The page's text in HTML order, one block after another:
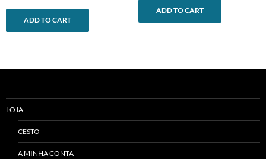
ADD TO CART
ADD TO CART
LOJA
CESTO
A MINHA CONTA